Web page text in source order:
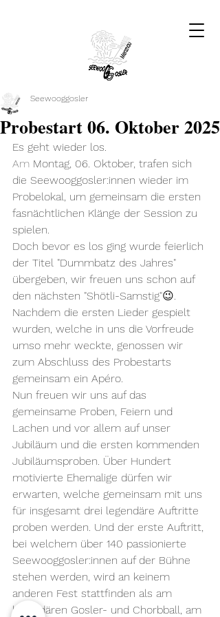
Probestart 06. Oktober 2025
Seewooggosler
Es geht wieder los.
Am Montag, 06. Oktober, trafen sich
die Seewooggosler:innen wieder im
Probelokal, um gemeinsam die ersten
fasnächtlichen Klänge der Session zu
spielen.
Doch bevor es los ging wurde feierlich
der Titel "Dummbatz des Jahres"
übergeben, wir freuen uns schon auf
den nächsten "Shötli-Samstig"😉.
Nachdem die ersten Lieder gespielt
wurden, welche in uns die Vorfreude
umso mehr weckte, genossen wir
zum Abschluss des Probestarts
gemeinsam ein Apéro.
Nun freuen wir uns auf das
gemeinsame Proben, Feiern und
Lachen und vor allem auf unser
Jubiläum und die ersten kommenden
Jubiläumsproben. Über Hundert
motivierte Ehemalige dürfen wir
erwarten, welche gemeinsam mit uns
für insgesamt drei legendäre Auftritte
proben werden. Und der erste Auftritt,
bei welchem über 140 passionierte
Seewooggosler:innen auf der Bühne
stehen werden, wird an keinem
anderen Fest stattfinden als am
legendären Gosler- und Chorbball, am